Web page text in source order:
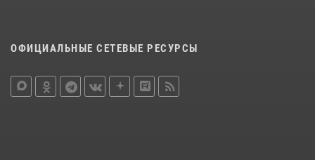
ОФИЦИАЛЬНЫЕ СЕТЕВЫЕ РЕСУРСЫ